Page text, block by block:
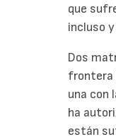
que
incluso
Dos
frontera
una con
ha
están